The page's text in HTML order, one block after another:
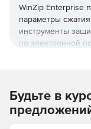
WinZip Enterprise
параметры
инструменты
по электронной
бизнес-
Будьте в